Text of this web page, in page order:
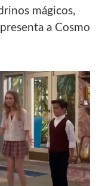
mágicos,
a Cosmo